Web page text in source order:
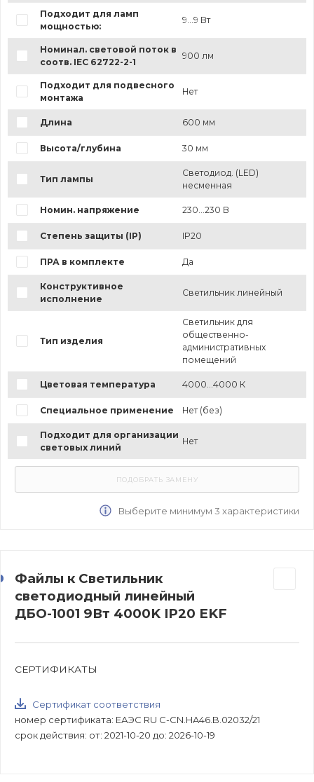
Подходит для ламп
мощностью:
9...9 Вт
Номинал. световой поток в
соотв. IEC 62722-2-1
900 лм
Подходит для подвесного
монтажа
Нет
Длина 600 мм
Высота/глубина 30 мм
Тип лампы
Светодиод. (LED)
несменная
Номин. напряжение 230...230 В
Степень защиты (IP) IP20
ПРА в комплекте Да
Конструктивное
исполнение
Светильник линейный
Тип изделия
Светильник для
общественно-
административных
помещений
Цветовая температура 4000...4000 К
Специальное применение Нет (без)
Подходит для организации
световых линий
Нет
Выберите минимум 3 характеристики
Файлы к Светильник
светодиодный линейный
ДБО-1001 9Вт 4000K IP20 EKF
СЕРТИФИКАТЫ
Сертификат соответствия
номер сертификата: ЕАЭС RU C-CN.HA46.B.02032/21
срок действия: от: 2021-10-20 до: 2026-10-19